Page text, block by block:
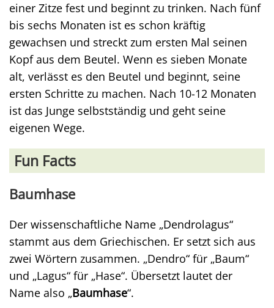
einer Zitze fest und beginnt zu trinken. Nach fünf
bis sechs Monaten ist es schon kräftig
gewachsen und streckt zum ersten Mal seinen
Kopf aus dem Beutel. Wenn es sieben Monate
alt, verlässt es den Beutel und beginnt, seine
ersten Schritte zu machen. Nach 10-12 Monaten
ist das Junge selbstständig und geht seine
eigenen Wege.
Fun Facts
Baumhase
Der wissenschaftliche Name „Dendrolagus“
stammt aus dem Griechischen. Er setzt sich aus
zwei Wörtern zusammen. „Dendro“ für „Baum“
und „Lagus“ für „Hase“. Übersetzt lautet der
Name also „Baumhase“.